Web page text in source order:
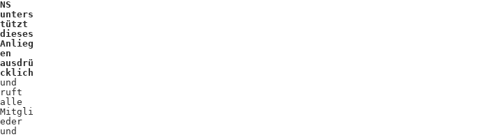
NS
unters
tützt
dieses
Anlieg
en
ausdrü
cklich
und
ruft
alle
Mitgli
eder
und